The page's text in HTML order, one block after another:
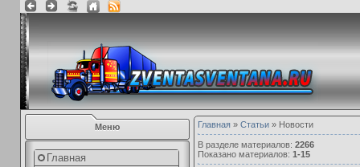
Меню
Главная
Главная» Статьи» Новости
В разделе материалов: 2266
Показано материалов: 1-15